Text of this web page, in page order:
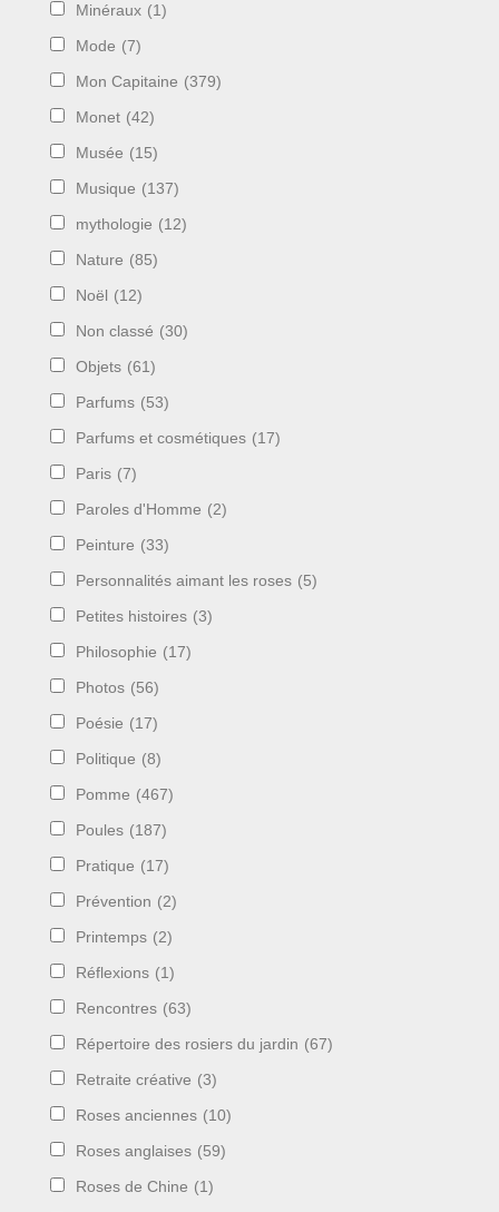
Minéraux (1)
Mode (7)
Mon Capitaine (379)
Monet (42)
Musée (15)
Musique (137)
mythologie (12)
Nature (85)
Noël (12)
Non classé (30)
Objets (61)
Parfums (53)
Parfums et cosmétiques (17)
Paris (7)
Paroles d'Homme (2)
Peinture (33)
Personnalités aimant les roses (5)
Petites histoires (3)
Philosophie (17)
Photos (56)
Poésie (17)
Politique (8)
Pomme (467)
Poules (187)
Pratique (17)
Prévention (2)
Printemps (2)
Réflexions (1)
Rencontres (63)
Répertoire des rosiers du jardin (67)
Retraite créative (3)
Roses anciennes (10)
Roses anglaises (59)
Roses de Chine (1)